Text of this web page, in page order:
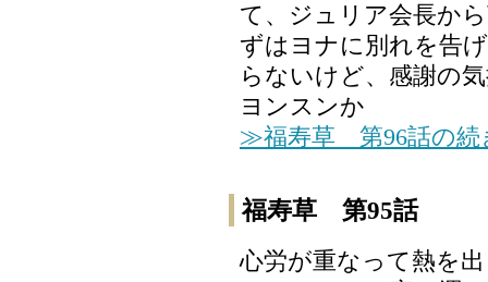
て、ジュリア会長か
ずはヨナに別れを告
らないけど、感謝の
ヨンスンか
≫福寿草 第96話の続
福寿草 第95話
心労が重なって熱を